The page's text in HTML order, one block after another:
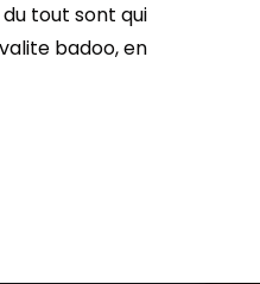
tout sont qui
badoo, en